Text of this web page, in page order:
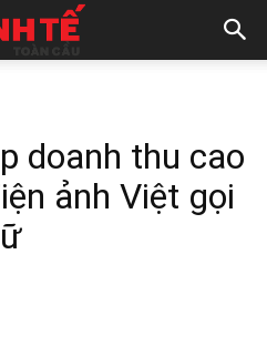
doanh thu cao
ảnh Việt gọi